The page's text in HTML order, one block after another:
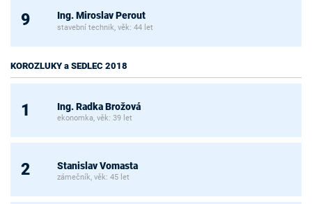
9 Ing. Miroslav Perout
stavební technik, věk: 44 let
KOROZLUKY a SEDLEC 2018
1 Ing. Radka Brožová
ekonomka, věk: 39 let
2 Stanislav Vomasta
zámečník, věk: 45 let